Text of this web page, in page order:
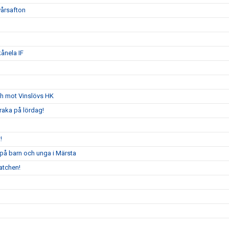
IF
mot Vinslövs HK
på lördag!
barn och unga i Märsta